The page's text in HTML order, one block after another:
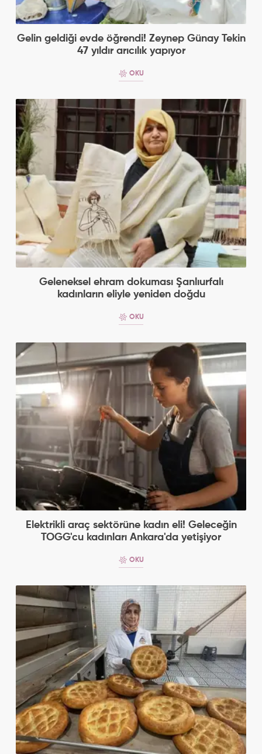
Gelin geldiği evde öğrendi! Zeynep Günay Tekin
47 yıldır arıcılık yapıyor
OKU
Geleneksel ehram dokuması Şanlıurfalı
kadınların eliyle yeniden doğdu
OKU
Elektrikli araç sektörüne kadın eli! Geleceğin
TOGG'cu kadınları Ankara'da yetişiyor
OKU